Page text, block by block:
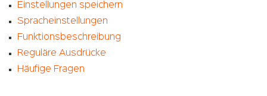
Einstellungen speichern
Spracheinstellungen
Funktionsbeschreibung
Reguläre Ausdrücke
Häufige Fragen